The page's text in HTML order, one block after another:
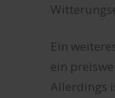
Ein
ein
Allerdings